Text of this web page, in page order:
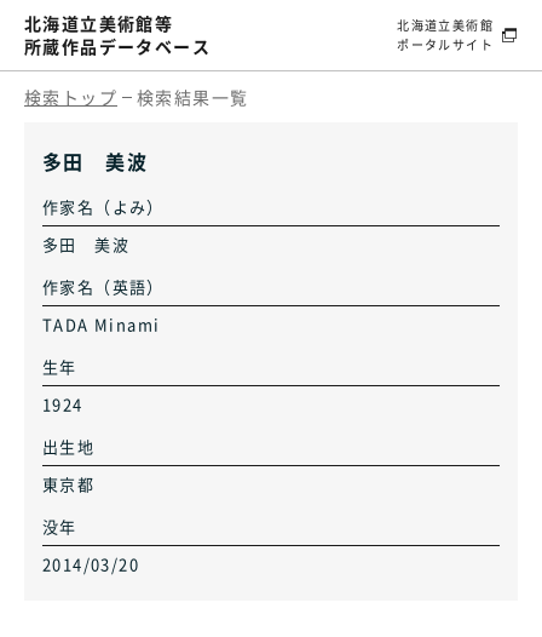
北海道立美術館等
所蔵作品データベース
北海道立美術館
ポータルサイト
検索トップ 検索結果一覧
多田 美波
作家名（よみ）
多田 美波
作家名（英語）
TADA Minami
生年
1924
出生地
東京都
没年
2014/03/20